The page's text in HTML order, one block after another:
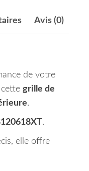
Avis (0)
de votre
grille de
.
.
elle offre